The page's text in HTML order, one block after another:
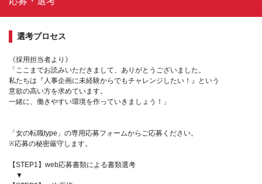
選考プロセス
《採用担当者より》
「ここまでお読みいただきまして、ありがとうございました。
私たちは『人事企画に未経験からでもチャレンジしたい！』という
意欲の高い方を求めています。
一緒に、働きやすい環境を作っていきましょう！」
「女の転職type」の専用応募フォームからご応募ください。
※応募の秘密厳守します。
【STEP1】web応募書類による書類選考
▼